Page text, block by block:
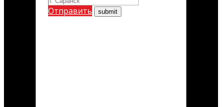
Отправить